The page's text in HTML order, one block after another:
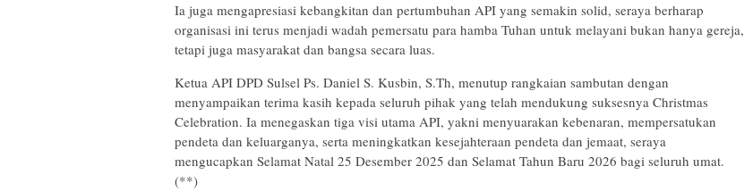
Ia juga mengapresiasi kebangkitan dan pertumbuhan API yang semakin solid, seraya berharap
organisasi ini terus menjadi wadah pemersatu para hamba Tuhan untuk melayani bukan hanya gereja,
tetapi juga masyarakat dan bangsa secara luas.
Ketua API DPD Sulsel Ps. Daniel S. Kusbin, S.Th, menutup rangkaian sambutan dengan
menyampaikan terima kasih kepada seluruh pihak yang telah mendukung suksesnya Christmas
Celebration. Ia menegaskan tiga visi utama API, yakni menyuarakan kebenaran, mempersatukan
pendeta dan keluarganya, serta meningkatkan kesejahteraan pendeta dan jemaat, seraya
mengucapkan Selamat Natal 25 Desember 2025 dan Selamat Tahun Baru 2026 bagi seluruh umat.
(**)